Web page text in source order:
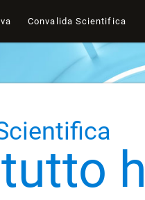
Convalida Scientifica